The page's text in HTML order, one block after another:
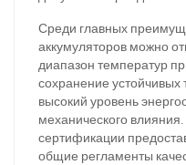
Среди главных
аккумуляторов можно
диапазон температур
сохранение устойчивых
высокий уровень
механического
сертификации
общие регламенты
За відсутності звязку -
(093) 600-51-11
Написати в Viber